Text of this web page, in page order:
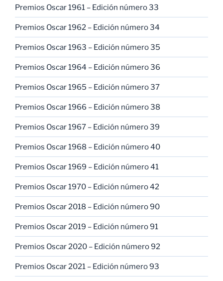
Premios Oscar 1961 – Edición número 33
Premios Oscar 1962 – Edición número 34
Premios Oscar 1963 – Edición número 35
Premios Oscar 1964 – Edición número 36
Premios Oscar 1965 – Edición número 37
Premios Oscar 1966 – Edición número 38
Premios Oscar 1967 – Edición número 39
Premios Oscar 1968 – Edición número 40
Premios Oscar 1969 – Edición número 41
Premios Oscar 1970 – Edición número 42
Premios Oscar 2018 – Edición número 90
Premios Oscar 2019 – Edición número 91
Premios Oscar 2020 – Edición número 92
Premios Oscar 2021 – Edición número 93